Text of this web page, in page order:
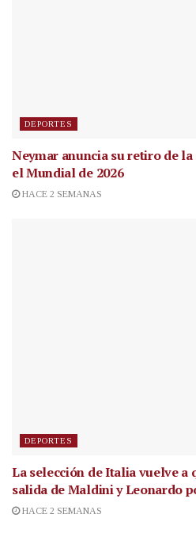
DEPORTES
Neymar anuncia su retiro de
el Mundial de 2026
HACE 2 SEMANAS
DEPORTES
La selección de Italia vuelve a
salida de Maldini y Leonardo
HACE 2 SEMANAS